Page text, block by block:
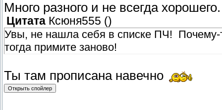
Много разного и не всегда хорошего.
Цитата Ксюня555 ()
Увы, не нашла себя в списке ПЧ! Почему-
тогда примите заново!
Ты там прописана навечно